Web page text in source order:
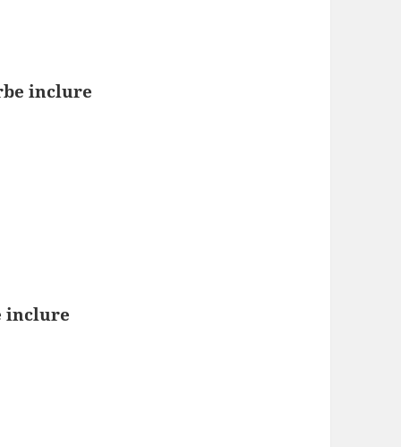
inclure
inclure